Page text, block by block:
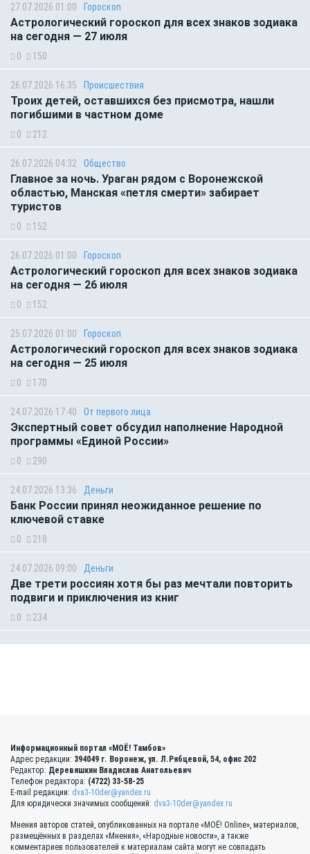
27.07.2026 01:00 Гороскоп
Астрологический гороскоп для всех знаков зодиака
на сегодня — 27 июля
0 150
26.07.2026 16:35 Происшествия
Троих детей, оставшихся без присмотра, нашли
погибшими в частном доме
0 212
26.07.2026 04:32 Общество
Главное за ночь. Ураган рядом с Воронежской
областью, Манская «петля смерти» забирает
туристов
0 152
26.07.2026 01:00 Гороскоп
Астрологический гороскоп для всех знаков зодиака
на сегодня — 26 июля
0 152
25.07.2026 01:00 Гороскоп
Астрологический гороскоп для всех знаков зодиака
на сегодня — 25 июля
0 170
24.07.2026 17:40 От первого лица
Экспертный совет обсудил наполнение Народной
программы «Единой России»
0 290
24.07.2026 13:36 Деньги
Банк России принял неожиданное решение по
ключевой ставке
0 218
24.07.2026 09:00 Деньги
Две трети россиян хотя бы раз мечтали повторить
подвиги и приключения из книг
0 234
Информационный портал «МОЁ! Тамбов»
Адрес редакции: 394049 г. Воронеж, ул. Л.Рябцевой, 54, офис 202
Редактор: Деревяшкин Владислав Анатольевич
Телефон редактора: (4722) 33-58-25
E-mail редакции: dva3-10der@yandex.ru
Для юридически значимых сообщений: dva3-10der@yandex.ru
Мнения авторов статей, опубликованных на портале «МОЁ! Online», материалов,
размещённых в разделах «Мнения», «Народные новости», а также
комментариев пользователей к материалам сайта могут не совпадать